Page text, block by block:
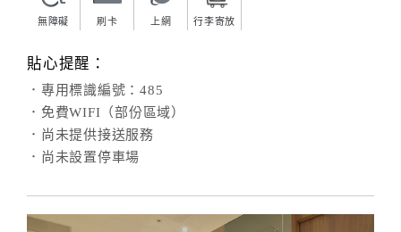
無障礙 刷卡 上網 行李寄放
貼心提醒：
．專用標識編號：485
．免費WIFI（部份區域）
．尚未提供接送服務
．尚未設置停車場